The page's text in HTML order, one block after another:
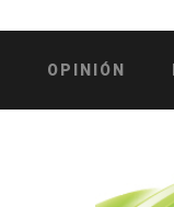
OPINIÓN